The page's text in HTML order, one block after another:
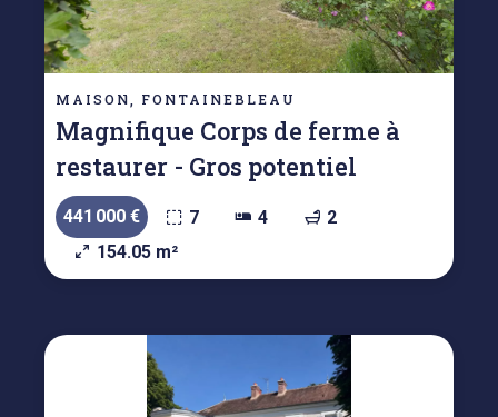
MAISON, FONTAINEBLEAU
Magnifique Corps de ferme à
restaurer - Gros potentiel
441 000 € 7 4
2
154.05 m²